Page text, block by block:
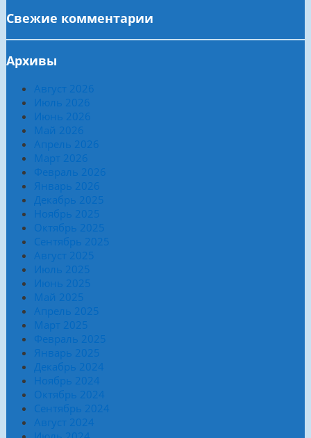
Свежие комментарии
Архивы
Август 2026
Июль 2026
Июнь 2026
Май 2026
Апрель 2026
Март 2026
Февраль 2026
Январь 2026
Декабрь 2025
Ноябрь 2025
Октябрь 2025
Сентябрь 2025
Август 2025
Июль 2025
Июнь 2025
Май 2025
Апрель 2025
Март 2025
Февраль 2025
Январь 2025
Декабрь 2024
Ноябрь 2024
Октябрь 2024
Сентябрь 2024
Август 2024